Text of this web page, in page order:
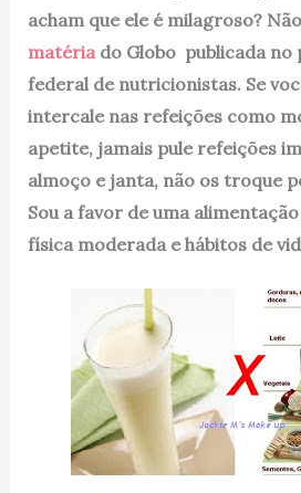
acham que ele é milagroso?
matéria do Globo publicada
federal de nutricionistas. Se
intercale nas refeições como
apetite, jamais pule refeições
almoço e janta, não os troque
Sou a favor de uma
física moderada e hábitos de